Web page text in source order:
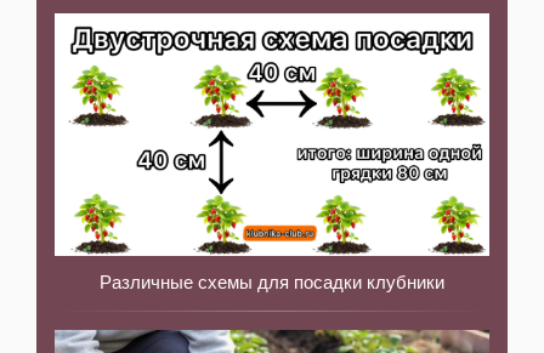
Различные схемы для посадки клубники